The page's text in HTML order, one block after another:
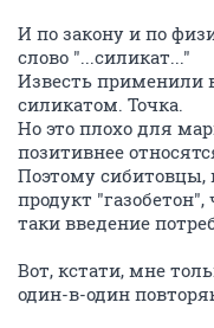
И по закону и по
слово "...силикат..."
Известь применили
силикатом. Точка.
Но это плохо для
позитивнее
Поэтому сибитовцы,
продукт
таки введение
Вот, кстати, мне
один-в-один